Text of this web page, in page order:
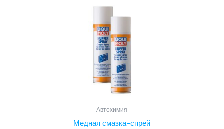
Автохимия
Медная смазка-спрей